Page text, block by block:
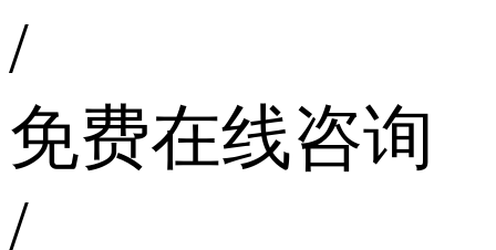
/
免费在线咨询
/